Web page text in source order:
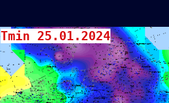
Tmin 25.01.2024